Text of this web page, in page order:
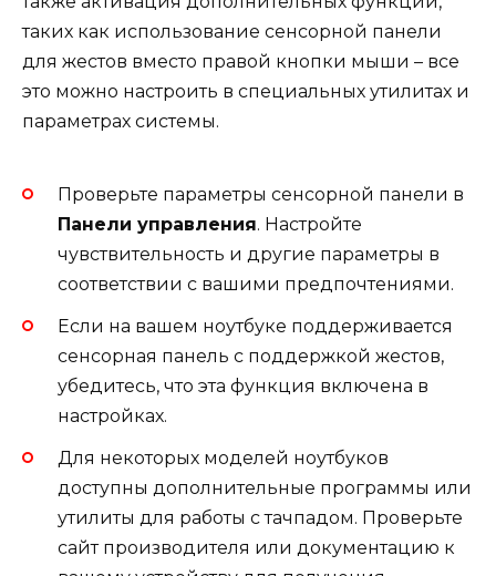
таких как использование сенсорной панели
для жестов вместо правой кнопки мыши – все
это можно настроить в специальных утилитах и
параметрах системы.
Проверьте параметры сенсорной панели в
Панели управления. Настройте
чувствительность и другие параметры в
соответствии с вашими предпочтениями.
Если на вашем ноутбуке поддерживается
сенсорная панель с поддержкой жестов,
убедитесь, что эта функция включена в
настройках.
Для некоторых моделей ноутбуков
доступны дополнительные программы или
утилиты для работы с тачпадом. Проверьте
сайт производителя или документацию к